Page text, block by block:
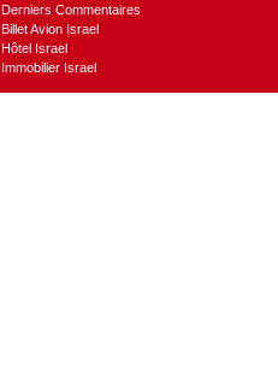
Derniers Commentaires
Billet Avion Israel
Hôtel Israel
Immobilier Israel